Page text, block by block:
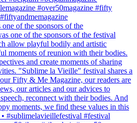
of the sponsors of the